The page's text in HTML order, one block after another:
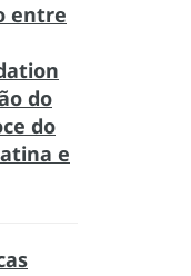
entre
do
do
e